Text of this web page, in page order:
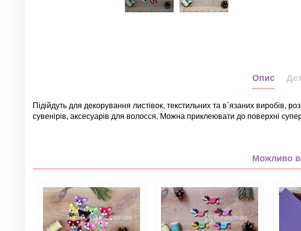
Опис
Підійдуть для декорування листівок, текстильних та в`язаних виробів,
сувенірів, аксесуарів для волосся. Можна приклеювати до поверхні
Розмір
Тип
Можливо